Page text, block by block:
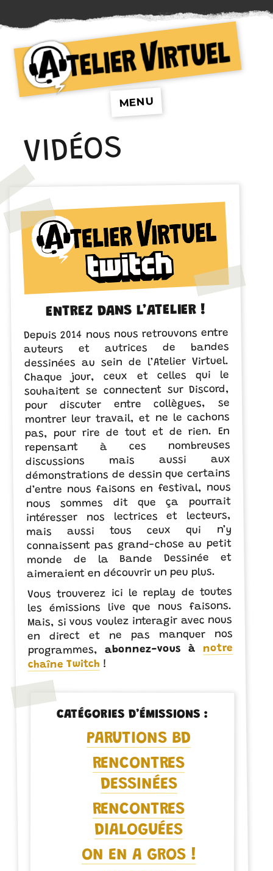
Atelier VirtuelMENU
VIDÉOS
ENTREZ DANS L’ATELIER !
Depuis 2014 nous nous retrouvons entre
auteurs et autrices de bandes
dessinées au sein de l’Atelier Virtuel.
Chaque jour, ceux et celles qui le
souhaitent se connectent sur Discord,
pour discuter entre collègues, se
montrer leur travail, et ne le cachons
pas, pour rire de tout et de rien. En
repensant à ces nombreuses
discussions mais aussi aux
démonstrations de dessin que certains
d’entre nous faisons en festival, nous
nous sommes dit que ça pourrait
intéresser nos lectrices et lecteurs,
mais aussi tous ceux qui n’y
connaissent pas grand-chose au petit
monde de la Bande Dessinée et
aimeraient en découvrir un peu plus.
Vous trouverez ici le replay de toutes
les émissions live que nous faisons.
Mais, si vous voulez interagir avec nous
en direct et ne pas manquer nos
programmes,abonnez-vous ànotre
chaîne Twitch !
CATÉGORIES D’ÉMISSIONS :
PARUTIONS BD
RENCONTRES
DESSINÉES
RENCONTRES
DIALOGUÉES
ON EN A GROS !